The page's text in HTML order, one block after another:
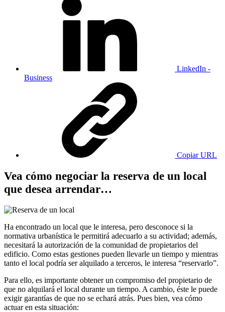
LinkedIn -
Business
Copiar URL
Vea cómo negociar la reserva de un local
que desea arrendar…
Ha encontrado un local que le interesa, pero desconoce si la
normativa urbanística le permitirá adecuarlo a su actividad; además,
necesitará la autorización de la comunidad de propietarios del
edificio. Como estas gestiones pueden llevarle un tiempo y mientras
tanto el local podría ser alquilado a terceros, le interesa “reservarlo”.
Para ello, es importante obtener un compromiso del propietario de
que no alquilará el local durante un tiempo. A cambio, éste le puede
exigir garantías de que no se echará atrás. Pues bien, vea cómo
actuar en esta situación: